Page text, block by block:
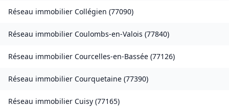
Réseau immobilier Collégien (77090)
Réseau immobilier Coulombs-en-Valois (77840)
Réseau immobilier Courcelles-en-Bassée (77126)
Réseau immobilier Courquetaine (77390)
Réseau immobilier Cuisy (77165)